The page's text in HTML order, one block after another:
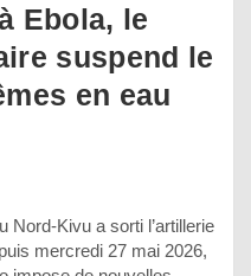
Ebola, le
suspend le
en eau
Nord-Kivu a sorti l’artillerie
mercredi 27 mai 2026,